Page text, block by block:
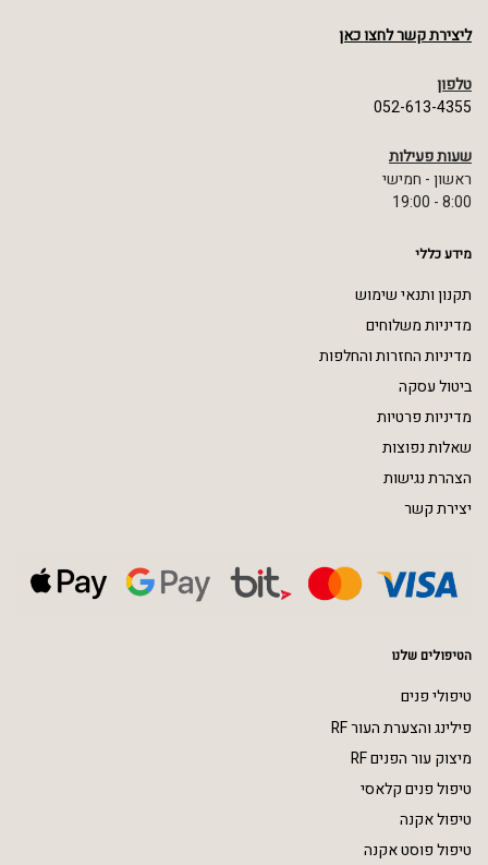
ליצירת קשר לחצו כאן
טלפון
052-613-4355
שעות פעילות
ראשון - חמישי
8:00 - 19:00
מידע כללי
תקנון ותנאי שימוש
מדיניות משלוחים
מדיניות החזרות והחלפות
ביטול עסקה
מדיניות פרטיות
שאלות נפוצות
הצהרת נגישות
יצירת קשר
הטיפולים שלנו
טיפולי פנים
פילינג והצערת העור RF
מיצוק עור הפנים RF
טיפול פנים קלאסי
טיפול אקנה
טיפול פוסט אקנה